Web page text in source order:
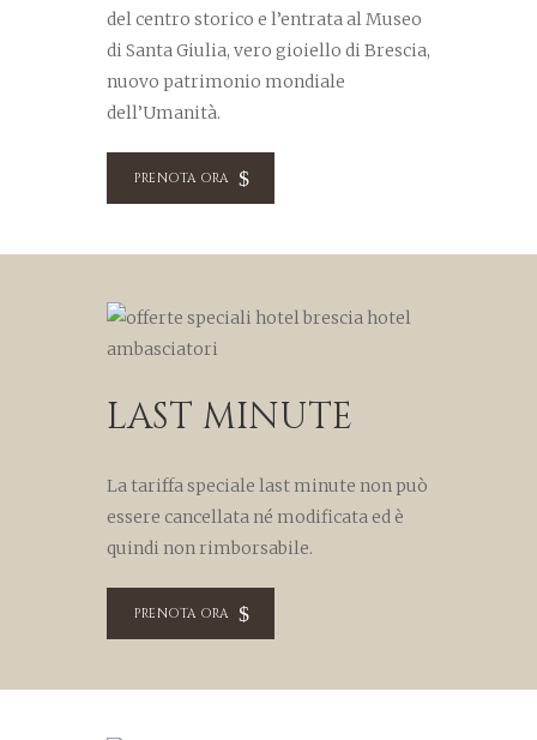
del centro storico e l’entrata al Museo
di Santa Giulia, vero gioiello di Brescia,
nuovo patrimonio mondiale
dell’Umanità.
PRENOTA ORA
LAST MINUTE
La tariffa speciale last minute non può
essere cancellata né modificata ed è
quindi non rimborsabile.
PRENOTA ORA